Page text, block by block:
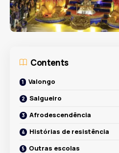
Contents
Valongo
Salgueiro
Afrodescendência
Histórias de resistência
Outras escolas